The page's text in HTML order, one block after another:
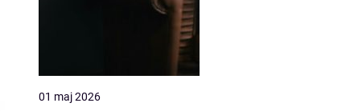
01 maj 2026